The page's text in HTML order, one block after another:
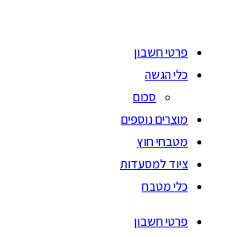
content
פרטי חשבון
כלי הגשה
סכום
מוצרים נוספים
מטבחי חוץ
ציוד למסעדות
כלי מטבח
פרטי חשבון